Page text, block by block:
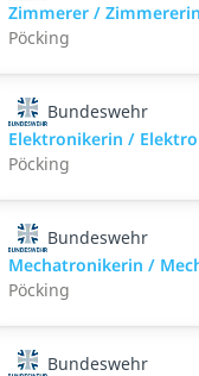
Zimmerer /
Pöcking
Bundeswehr
Elektronikerin /
Pöcking
Bundeswehr
Mechatronikerin /
Pöcking
Bundeswehr